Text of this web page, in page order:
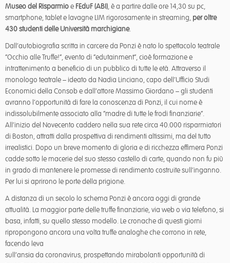
Museo del Risparmioe FEduF (ABI), è a partire dalle ore 14,30 su pc,
smartphone, tablet e lavagne LIM rigorosamente in streaming, per oltre
430 studenti delle Università marchigiane.
Dall’autobiografia scritta in carcere da Ponzi è nato lo spettacolo teatrale
“Occhio alle Truffe!”, evento di “edutainment”, cioè formazione e
intrattenimento a beneficio di un pubblico di tutte le età. Attraverso il
monologo teatrale – ideato da Nadia Linciano, capo dell’Ufficio Studi
Economici della Consob e dall’attore Massimo Giordano – gli studenti
avranno l’opportunità di fare la conoscenza di Ponzi, il cui nome è
indissolubilmente associato alla “madre di tutte le frodi finanziarie”.
All’inizio del Novecento caddero nella sua rete circa 40.000 risparmiatori
di Boston, attratti dalla prospettiva di rendimenti altissimi, ma del tutto
irrealistici. Dopo un breve momento di gloria e di ricchezza effimera Ponzi
cadde sotto le macerie del suo stesso castello di carte, quando non fu più
in grado di mantenere le promesse di rendimento costruite sull’inganno.
Per lui si aprirono le porte della prigione.
A distanza di un secolo lo schema Ponzi è ancora oggi di grande
attualità. La maggior parte delle truffe finanziarie, via web o via telefono, si
basa, infatti, su quello stesso modello. Le cronache di questi giorni
ripropongono ancora una volta truffe analoghe che corrono in rete,
facendo leva
sull’ansia da coronavirus, prospettando mirabolanti opportunità di